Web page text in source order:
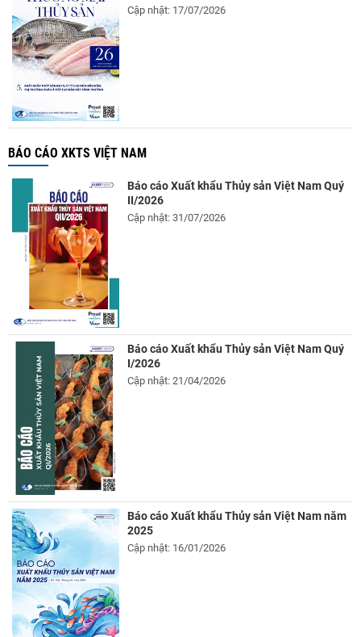
Cập nhật: 17/07/2026
BÁO CÁO XKTS VIỆT NAM
Báo cáo Xuất khẩu Thủy sản Việt Nam Quý
II/2026
Cập nhật: 31/07/2026
Báo cáo Xuất khẩu Thủy sản Việt Nam Quý
I/2026
Cập nhật: 21/04/2026
Báo cáo Xuất khẩu Thủy sản Việt Nam năm
2025
Cập nhật: 16/01/2026